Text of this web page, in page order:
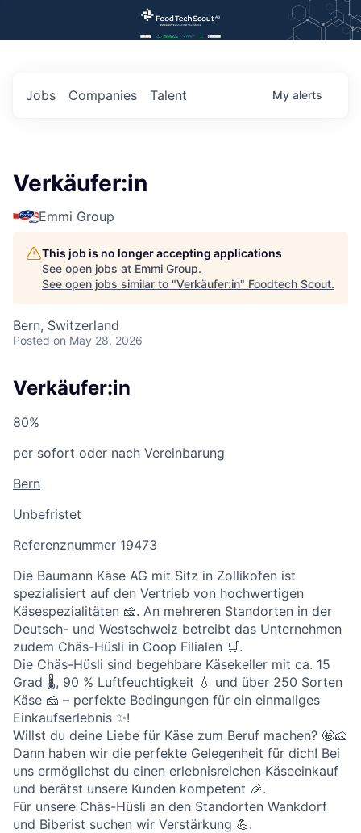
Jobs Companies Talent My alerts
Verkäufer:in
Emmi Group
This job is no longer accepting applications
See open jobs at Emmi Group.
See open jobs similar to "Verkäufer:in" Foodtech Scout.
Bern, Switzerland
Posted on May 28, 2026
Verkäufer:in
80%
per sofort oder nach Vereinbarung
Bern
Unbefristet
Referenznummer 19473
Die Baumann Käse AG mit Sitz in Zollikofen ist
spezialisiert auf den Vertrieb von hochwertigen
Käsespezialitäten 🧀. An mehreren Standorten in der
Deutsch- und Westschweiz betreibt das Unternehmen
zudem Chäs-Hüsli in Coop Filialen 🛒.
Die Chäs-Hüsli sind begehbare Käsekeller mit ca. 15
Grad 🌡️, 90 % Luftfeuchtigkeit 💧 und über 250 Sorten
Käse 🧀 – perfekte Bedingungen für ein einmaliges
Einkaufserlebnis ✨!
Willst du deine Liebe für Käse zum Beruf machen? 🤩🧀
Dann haben wir die perfekte Gelegenheit für dich! Bei
uns ermöglichst du einen erlebnisreichen Käseeinkauf
und berätst unsere Kunden kompetent 🎉.
Für unsere Chäs-Hüsli an den Standorten Wankdorf
und Biberist suchen wir Verstärkung 💪.